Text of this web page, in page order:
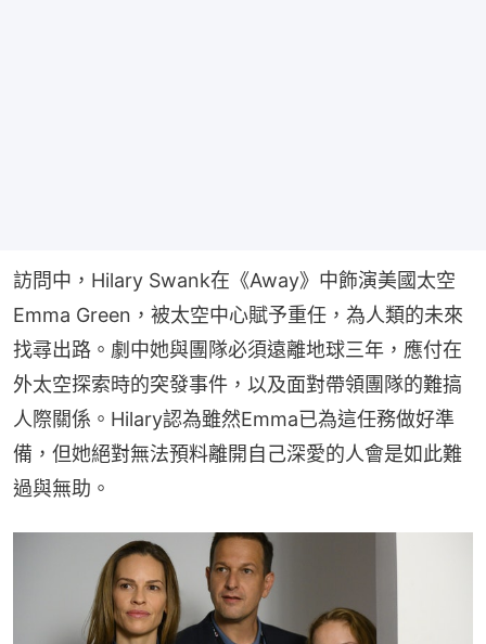
訪問中，Hilary Swank在《Away》中飾演美國太空
Emma Green，被太空中心賦予重任，為人類的未來
找尋出路。劇中她與團隊必須遠離地球三年，應付在
外太空探索時的突發事件，以及面對帶領團隊的難搞
人際關係。Hilary認為雖然Emma已為這任務做好準
備，但她絕對無法預料離開自己深愛的人會是如此難
過與無助。